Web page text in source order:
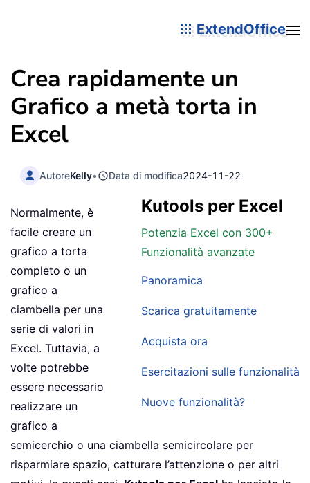
ExtendOffice
Crea rapidamente un
Grafico a metà torta in
Excel
AutoreKelly• Data di modifica2024-11-22
Kutools per Excel
Potenzia Excel con 300+
Funzionalità avanzate
Panoramica
Scarica gratuitamente
Acquista ora
Esercitazioni sulle funzionalità
Nuove funzionalità?
Normalmente, è
facile creare un
grafico a torta
completo o un
grafico a
ciambella per una
serie di valori in
Excel. Tuttavia, a
volte potrebbe
essere necessario
realizzare un
grafico a
semicerchio o una ciambella semicircolare per
risparmiare spazio, catturare l’attenzione o per altri